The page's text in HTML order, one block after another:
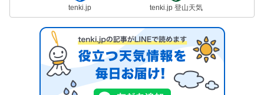
tenki.jp tenki.jp 登山天気